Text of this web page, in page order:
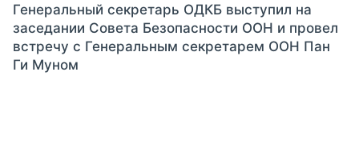
Генеральный секретарь ОДКБ выступил на
заседании Совета Безопасности ООН и провел
встречу с Генеральным секретарем ООН Пан
Ги Муном